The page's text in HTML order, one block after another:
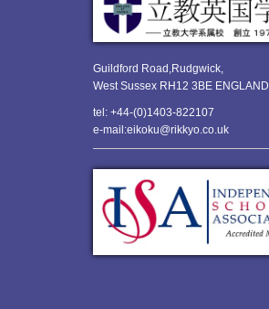
Guildford Road,Rudgwick,
West Sussex RH12 3BE ENGLAND
tel: +44-(0)1403-822107
e-mail:eikoku@rikkyo.co.uk